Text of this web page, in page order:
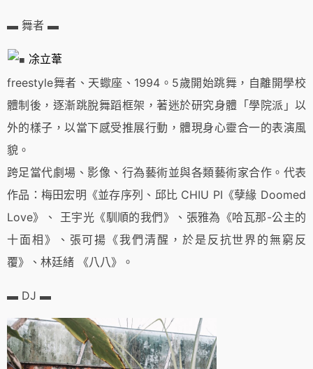
▬ 舞者 ▬
凃立葦
freestyle舞者、天蠍座、1994。5歲開始跳舞，自離開學校
體制後，逐漸跳脫舞蹈框架，著迷於研究身體「學院派」以
外的樣子，以當下感受推展行動，體現身心靈合一的表演風
貌。
跨足當代劇場、影像、行為藝術並與各類藝術家合作。代表
作品：梅田宏明《並存序列、邱比 CHIU PI《孽緣 Doomed
Love》、 王宇光《馴順的我們》、張雅為《哈瓦那-公主的
十面相》、張可揚《我們清醒，於是反抗世界的無窮反
覆》、林廷緒 《八八》。
▬ DJ ▬